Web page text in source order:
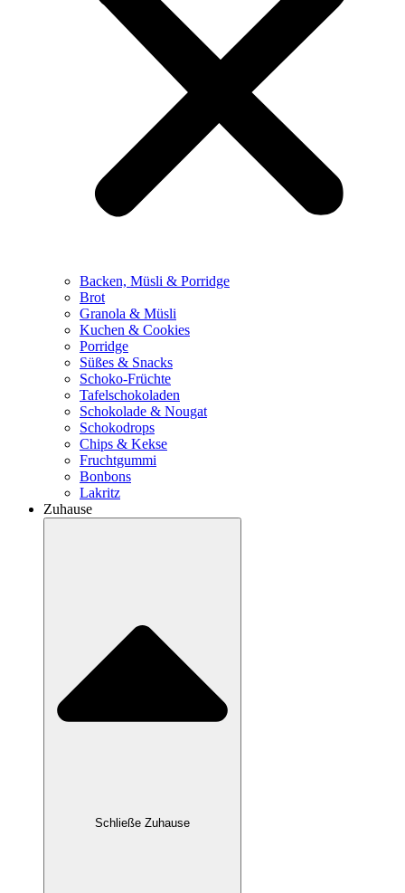
Backen, Müsli & Porridge
Brot
Granola & Müsli
Kuchen & Cookies
Porridge
Süßes & Snacks
Schoko-Früchte
Tafelschokoladen
Schokolade & Nougat
Schokodrops
Chips & Kekse
Fruchtgummi
Bonbons
Lakritz
Zuhause
Schließe Zuhause